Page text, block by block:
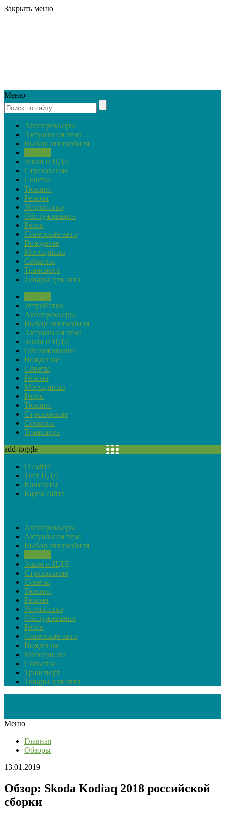
Закрыть меню
Меню
Автопремьеры
Актуальная тема
Выбор автомобиля
Закон и ПДД
Страхование
Советы
Тюнинг
Ремонт
Устройство
Обслуживание
Ретро
Советские авто
Вождение
Мотоциклы
События
Транспорт
Товары для авто
Устройство
Автопремьеры
Выбор автомобиля
Актуальная тема
Закон и ПДД
Обслуживание
Вождение
Советы
Ремонт
Мотоциклы
Ретро
Тюнинг
Страхование
События
Транспорт
add-toggle
О сайте
Тест ПДД
Контакты
Карта сайта
Автопремьеры
Актуальная тема
Выбор автомобиля
Закон и ПДД
Страхование
Советы
Тюнинг
Ремонт
Устройство
Обслуживание
Ретро
Советские авто
Вождение
Мотоциклы
События
Транспорт
Товары для авто
Меню
Главная
Обзоры
13.01.2019
Обзор: Skoda Kodiaq 2018 российской
сборки